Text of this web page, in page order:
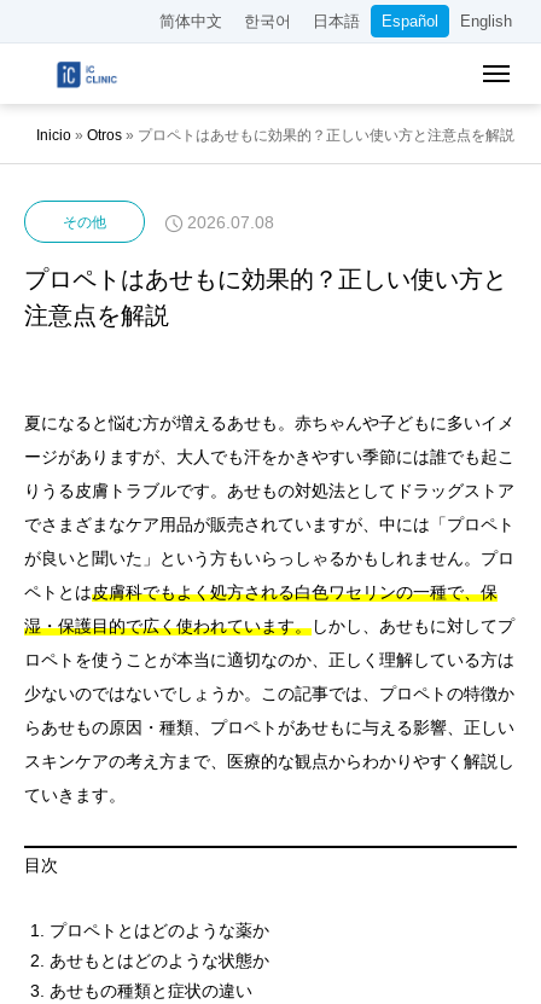
简体中文 한국어 日本語 Español English
Inicio » Otros » プロペトはあせもに効果的？正しい使い方と注意点を解説
その他 2026.07.08
プロペトはあせもに効果的？正しい使い方と
注意点を解説
夏になると悩む方が増えるあせも。赤ちゃんや子どもに多いイメ
ージがありますが、大人でも汗をかきやすい季節には誰でも起こ
りうる皮膚トラブルです。あせもの対処法としてドラッグストア
でさまざまなケア用品が販売されていますが、中には「プロペト
が良いと聞いた」という方もいらっしゃるかもしれません。プロ
ペトとは皮膚科でもよく処方される白色ワセリンの一種で、保
湿・保護目的で広く使われています。しかし、あせもに対してプ
ロペトを使うことが本当に適切なのか、正しく理解している方は
少ないのではないでしょうか。この記事では、プロペトの特徴か
らあせもの原因・種類、プロペトがあせもに与える影響、正しい
スキンケアの考え方まで、医療的な観点からわかりやすく解説し
ていきます。
目次
プロペトとはどのような薬か
あせもとはどのような状態か
あせもの種類と症状の違い